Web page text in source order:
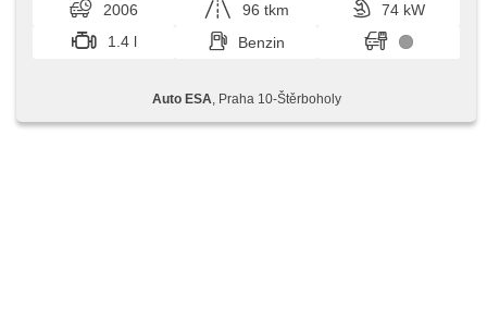
2006 96 tkm
74 kW
1.4 l
Benzin
Auto ESA , Praha 10-Štěrboholy